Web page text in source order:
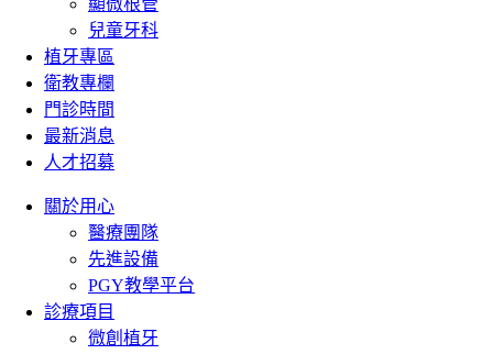
顯微根管
兒童牙科
植牙專區
衛教專欄
門診時間
最新消息
人才招募
關於用心
醫療團隊
先進設備
PGY教學平台
診療項目
微創植牙